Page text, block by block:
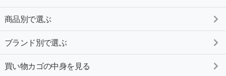
商品別で選ぶ
ブランド別で選ぶ
買い物カゴの中身を見る